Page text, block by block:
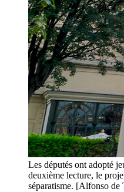
Les députés ont adopté
deuxième lecture, le
séparatisme. [Alfonso de